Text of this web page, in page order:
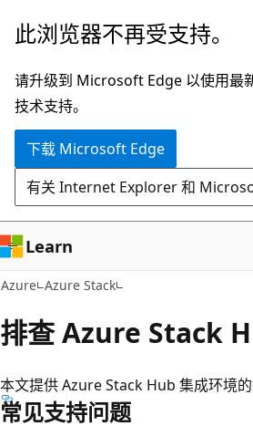
跳
主
要
内
此浏览器不再受支持。
请升级到 Microsoft Edge 以使用最
技术支持。
下载 Microsoft Edge
有关 Internet Explorer 和
Learn
Azure Azure Stack
排查 Azure Stack
本文提供 Azure Stack Hub 集成环境的
常见支持问题